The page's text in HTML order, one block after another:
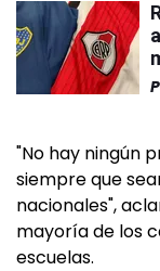
"No hay ningún
siempre que
nacionales",
mayoría de los
escuelas.